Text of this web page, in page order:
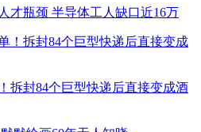
才瓶颈 半导体工人缺口近16万
拆封84个巨型快递后直接变成酒